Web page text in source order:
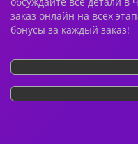
заказ онлайн на всех
бонусы за каждый заказ!